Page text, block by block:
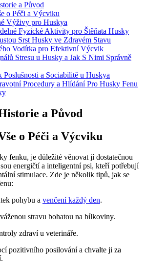
a Původ
o Péči a Výcviku
Výživy pro Huskya
Fyzické Aktivity pro Štěňata Husky
Srst Husky ve Zdravém Stavu
Vodítka pro Efektivní Výcvik
Stresu u Husky a Jak S Nimi Správně
a Sociabilitě u Huskya
Procedury a Hlídání Pro Husky Fenu
a Původ
o Péči a Výcviku
fenku, je důležité věnovat jí dostatečnou
energičtí a inteligentní psi, kteří potřebují
stimulace. Zde je několik tipů, jak se
pohybu a venčení každý den.
stravu bohatou na bílkoviny.
zdraví u veterináře.
pozitivního posilování a chvalte ji za